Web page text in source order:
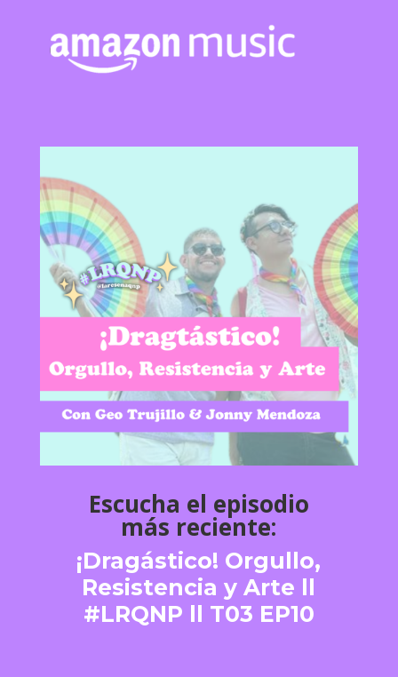
Escucha el episodio
más reciente:
¡Dragástico! Orgullo,
Resistencia y Arte ll
#LRQNP ll T03 EP10